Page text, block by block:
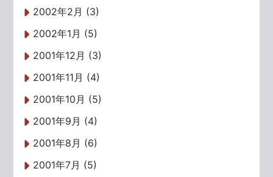
2002年2月 (3)
2002年1月 (5)
2001年12月 (3)
2001年11月 (4)
2001年10月 (5)
2001年9月 (4)
2001年8月 (6)
2001年7月 (5)